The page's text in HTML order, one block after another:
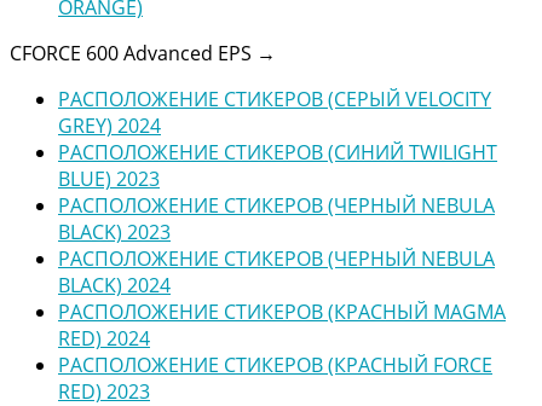
ORANGE)
CFORCE 600 Advanced EPS →
РАСПОЛОЖЕНИЕ СТИКЕРОВ (СЕРЫЙ VELOCITY
GREY) 2024
РАСПОЛОЖЕНИЕ СТИКЕРОВ (СИНИЙ TWILIGHT
BLUE) 2023
РАСПОЛОЖЕНИЕ СТИКЕРОВ (ЧЕРНЫЙ NEBULA
BLACK) 2023
РАСПОЛОЖЕНИЕ СТИКЕРОВ (ЧЕРНЫЙ NEBULA
BLACK) 2024
РАСПОЛОЖЕНИЕ СТИКЕРОВ (КРАСНЫЙ MAGMA
RED) 2024
РАСПОЛОЖЕНИЕ СТИКЕРОВ (КРАСНЫЙ FORCE
RED) 2023